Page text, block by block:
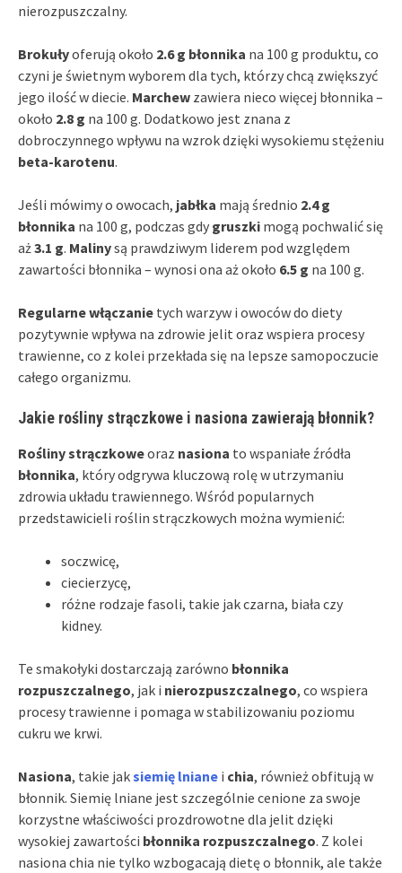
nierozpuszczalny.
Brokułyoferują około 2.6 g błonnika na 100 g produktu, co
czyni je świetnym wyborem dla tych, którzy chcą zwiększyć
jego ilość w diecie. Marchew zawiera nieco więcej błonnika –
około 2.8 g na 100 g. Dodatkowo jest znana z
dobroczynnego wpływu na wzrok dzięki wysokiemu stężeniu
beta-karotenu.
Jeśli mówimy o owocach, jabłka mają średnio 2.4 g
błonnika na 100 g, podczas gdy gruszki mogą pochwalić się
aż3.1 g. Malinysą prawdziwym liderem pod względem
zawartości błonnika – wynosi ona aż około 6.5 g na 100 g.
Regularne włączanie tych warzyw i owoców do diety
pozytywnie wpływa na zdrowie jelit oraz wspiera procesy
trawienne, co z kolei przekłada się na lepsze samopoczucie
całego organizmu.
Jakie rośliny strączkowe i nasiona zawierają błonnik?
Rośliny strączkoweoraz nasiona to wspaniałe źródła
błonnika, który odgrywa kluczową rolę w utrzymaniu
zdrowia układu trawiennego. Wśród popularnych
przedstawicieli roślin strączkowych można wymienić:
soczwicę,
ciecierzycę,
różne rodzaje fasoli, takie jak czarna, biała czy
kidney.
Te smakołyki dostarczają zarówno błonnika
rozpuszczalnego, jak i nierozpuszczalnego, co wspiera
procesy trawienne i pomaga w stabilizowaniu poziomu
cukru we krwi.
Nasiona, takie jaksiemię lniane i chia, również obfitują w
błonnik. Siemię lniane jest szczególnie cenione za swoje
korzystne właściwości prozdrowotne dla jelit dzięki
wysokiej zawartości błonnika rozpuszczalnego. Z kolei
nasiona chia nie tylko wzbogacają dietę o błonnik, ale także